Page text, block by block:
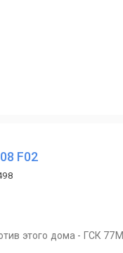
F02
этого дома - ГСК 77М